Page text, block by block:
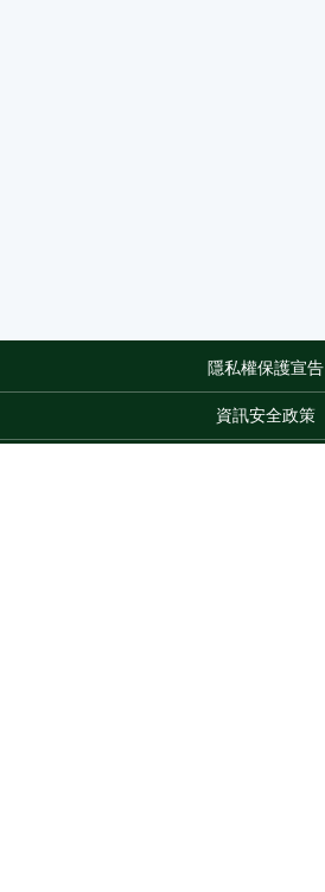
隱私權保護宣告
資訊安全政策